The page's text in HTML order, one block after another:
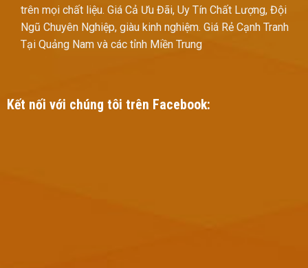
trên mọi chất liệu. Giá Cả Ưu Đãi, Uy Tín Chất Lượng, Đội
Ngũ Chuyên Nghiệp, giàu kinh nghiệm. Giá Rẻ Cạnh Tranh
Tại Quảng Nam và các tỉnh Miền Trung
Kết nối với chúng tôi trên Facebook: